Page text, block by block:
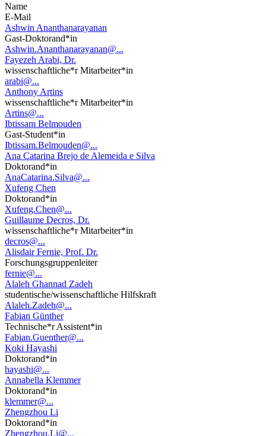
Name
E-Mail
Ashwin Ananthanarayanan
Gast-Doktorand*in
Ashwin.Ananthanarayanan@...
Fayezeh Arabi, Dr.
wissenschaftliche*r Mitarbeiter*in
arabi@...
Anthony Artins
wissenschaftliche*r Mitarbeiter*in
Artins@...
Ibtissam Belmouden
Gast-Student*in
Ibtissam.Belmouden@...
Ana Catarina Brejo de Alemeida e Silva
Doktorand*in
AnaCatarina.Silva@...
Xufeng Chen
Doktorand*in
Xufeng.Chen@...
Guillaume Decros, Dr.
wissenschaftliche*r Mitarbeiter*in
decros@...
Alisdair Fernie, Prof. Dr.
Forschungsgruppenleiter
fernie@...
Alaleh Ghannad Zadeh
studentische/wissenschaftliche Hilfskraft
Alaleh.Zadeh@...
Fabian Günther
Technische*r Assistent*in
Fabian.Guenther@...
Koki Hayashi
Doktorand*in
hayashi@...
Annabella Klemmer
Doktorand*in
klemmer@...
Zhengzhou Li
Doktorand*in
Zhengzhou.Li@...